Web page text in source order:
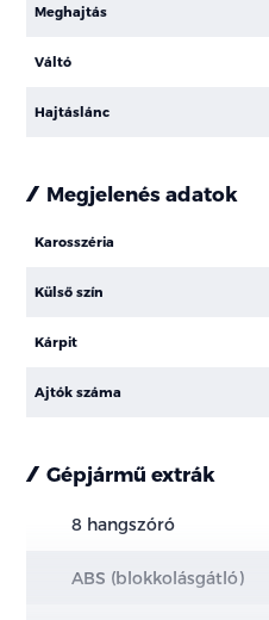
Meghajtás
Váltó
Hajtáslánc
Megjelenés adatok
Karosszéria
Külső szín
Kárpit
Ajtók száma
Gépjármű extrák
8 hangszóró
ABS (blokkolásgátló)